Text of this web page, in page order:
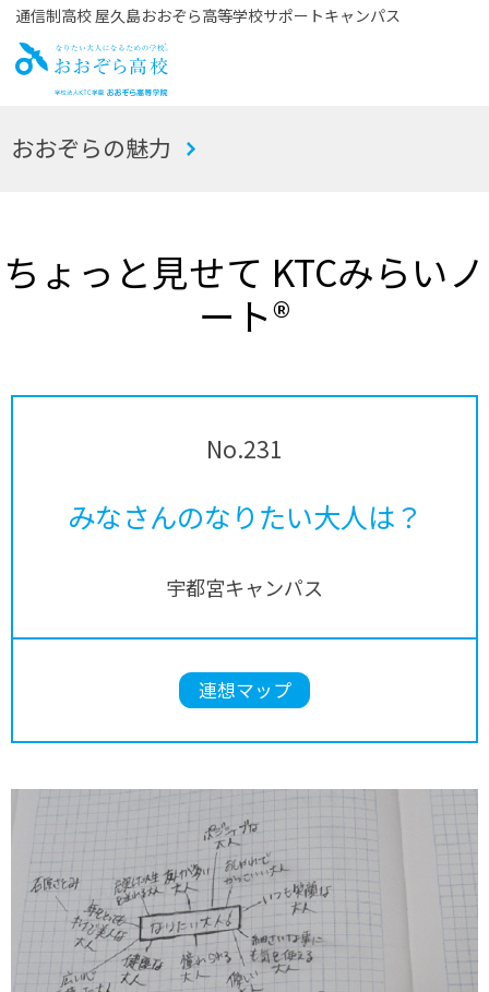
通信制高校 屋久島おおぞら高等学校サポートキャンパス
お
おおぞらの魅力
ちょっと見せて KTCみらいノ
ート®
No.231
みなさんのなりたい大人は？
宇都宮キャンパス
連想マップ